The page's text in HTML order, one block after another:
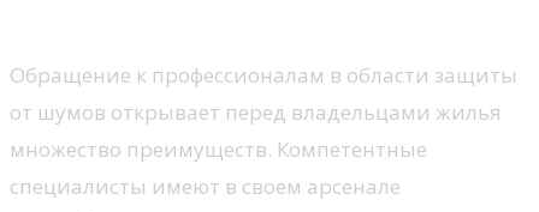
Обращение к профессионалам в области защиты
от шумов открывает перед владельцами жилья
множество преимуществ. Компетентные
специалисты имеют в своем арсенале